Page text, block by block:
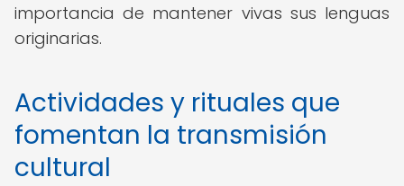
importancia de mantener vivas sus lenguas
originarias.
Actividades y rituales que
fomentan la transmisión
cultural